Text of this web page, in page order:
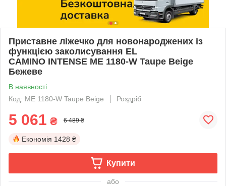
Приставне ліжечко для новонароджених із
функцією заколисування EL
CAMINO INTENSE ME 1180-W Taupe Beige
Бежеве
В наявності
Код: ME 1180-W Taupe Beige
Роздріб
5 061 ₴ 6 489 ₴
Економія 1428 ₴
Купити
або